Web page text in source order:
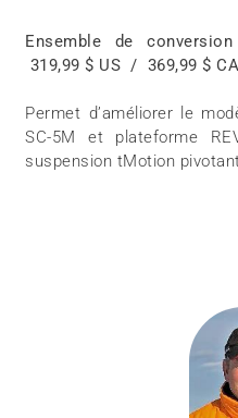
Ensemble de
319,99 $ US / 369,99 $
Permet d’améliorer le
SC-5M et plateforme
suspension tMotion